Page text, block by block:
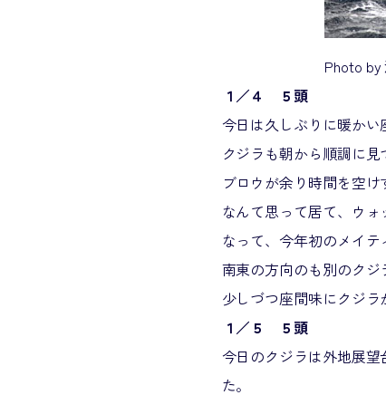
Photo
１／４ ５頭
今日は久しぶりに暖かい
クジラも朝から順調に見
ブロウが余り時間を空
なんて思って居て、ウ
なって、今年初のメイ
南東の方向のも別のクジ
少しづつ座間味にクジラ
１／５ ５頭
今日のクジラは外地展
た。